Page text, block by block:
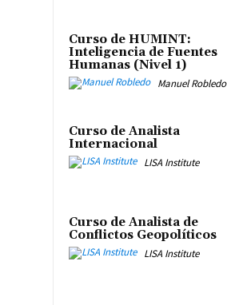
Curso de HUMINT:
Inteligencia de Fuentes
Humanas (Nivel 1)
Manuel Robledo
Curso de Analista
Internacional
LISA Institute
Curso de Analista de
Conflictos Geopolíticos
LISA Institute